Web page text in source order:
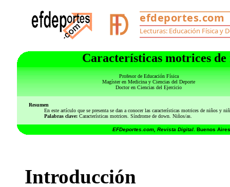
Características motrices
Profesor de Educación Física
Magíster en Medicina y Ciencias del Deporte
Doctor en Ciencias del Ejercicio
Resumen
En este artículo que se presenta se dan a conocer las características motrices de niños y
Palabras clave: Características motrices. Síndrome de down. Niños/as.
EFDeportes.com, Revista Digital . Buenos
Introducción